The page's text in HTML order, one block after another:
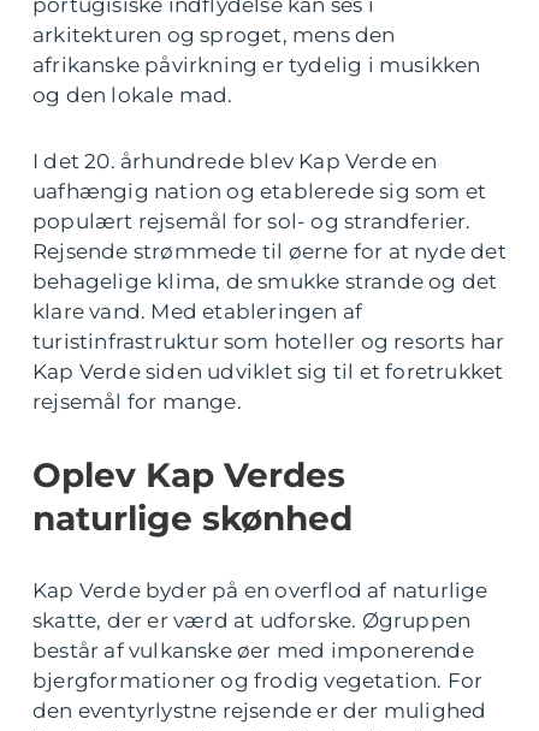
portugisiske indflydelse kan ses i
arkitekturen og sproget, mens den
afrikanske påvirkning er tydelig i musikken
og den lokale mad.
I det 20. århundrede blev Kap Verde en
uafhængig nation og etablerede sig som et
populært rejsemål for sol- og strandferier.
Rejsende strømmede til øerne for at nyde det
behagelige klima, de smukke strande og det
klare vand. Med etableringen af
turistinfrastruktur som hoteller og resorts har
Kap Verde siden udviklet sig til et foretrukket
rejsemål for mange.
Oplev Kap Verdes
naturlige skønhed
Kap Verde byder på en overflod af naturlige
skatte, der er værd at udforske. Øgruppen
består af vulkanske øer med imponerende
bjergformationer og frodig vegetation. For
den eventyrlystne rejsende er der mulighed